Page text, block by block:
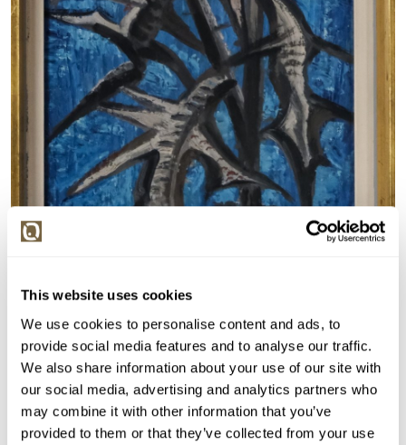
This website uses cookies
We use cookies to personalise content and ads, to
provide social media features and to analyse our traffic.
We also share information about your use of our site with
our social media, advertising and analytics partners who
may combine it with other information that you’ve
provided to them or that they’ve collected from your use
Detail položky
Tempera, 75x27 cm. Signováno vpravo dole J. Hýžová 69.